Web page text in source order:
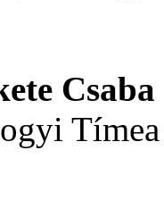
Csaba
Tímea